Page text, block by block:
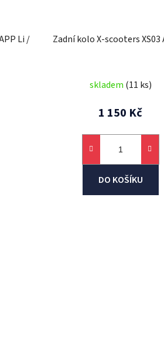
Li /
Zadní kolo X-scooters XS03
skladem (11 ks)
1 150 Kč
DO KOŠÍKU